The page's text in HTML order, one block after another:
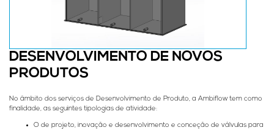
DESENVOLVIMENTO DE NOVOS
PRODUTOS
No âmbito dos serviços de Desenvolvimento de Produto, a Ambiflow tem como
finalidade, as seguintes tipologias de atividade:
O de projeto, inovação e desenvolvimento e conceção de válvulas para